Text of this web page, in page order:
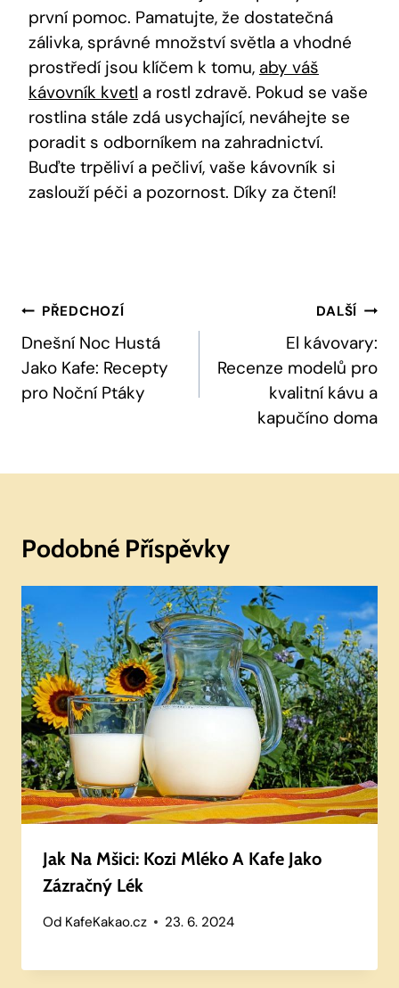
první pomoc. Pamatujte, že dostatečná
zálivka, správné množství světla a vhodné
prostředí jsou klíčem k tomu, aby váš
kávovník kvetl a rostl zdravě. Pokud se vaše
rostlina stále zdá usychající, neváhejte se
poradit s odborníkem na zahradnictví.
Buďte trpěliví a pečliví, vaše kávovník si
zaslouží péči a pozornost. Díky za čtení!
Navigace
Pro
Příspěvek
PŘEDCHOZÍ
Dnešní Noc Hustá
Jako Kafe: Recepty
pro Noční Ptáky
DALŠÍ
El kávovary:
Recenze modelů pro
kvalitní kávu a
kapučíno doma
Podobné Příspěvky
Jak Na Mšici: Kozi Mléko A Kafe Jako
Zázračný Lék
Od KafeKakao.cz 23. 6. 2024